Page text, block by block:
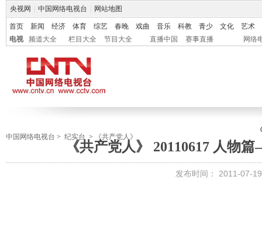
央视网 中国网络电视台 网站地图
首页 新闻 经济 体育 综艺 春晚 戏曲 音乐 科教 青少 文化
艺术
电视
频道大全 栏目大全 节目大全 直播中国 赛事直播 网络
中国网络电视台 > 纪实台 > 《共产党人》
《共产党人》 20110617 人物
发布时间： 2011-07-